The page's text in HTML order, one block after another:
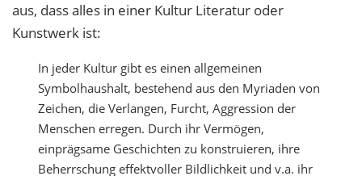
aus, dass alles in einer Kultur Literatur oder
Kunstwerk ist:
In jeder Kultur gibt es einen allgemeinen
Symbolhaushalt, bestehend aus den Myriaden von
Zeichen, die Verlangen, Furcht, Aggression der
Menschen erregen. Durch ihr Vermögen,
einprägsame Geschichten zu konstruieren, ihre
Beherrschung effektvoller Bildlichkeit und v.a. ihr